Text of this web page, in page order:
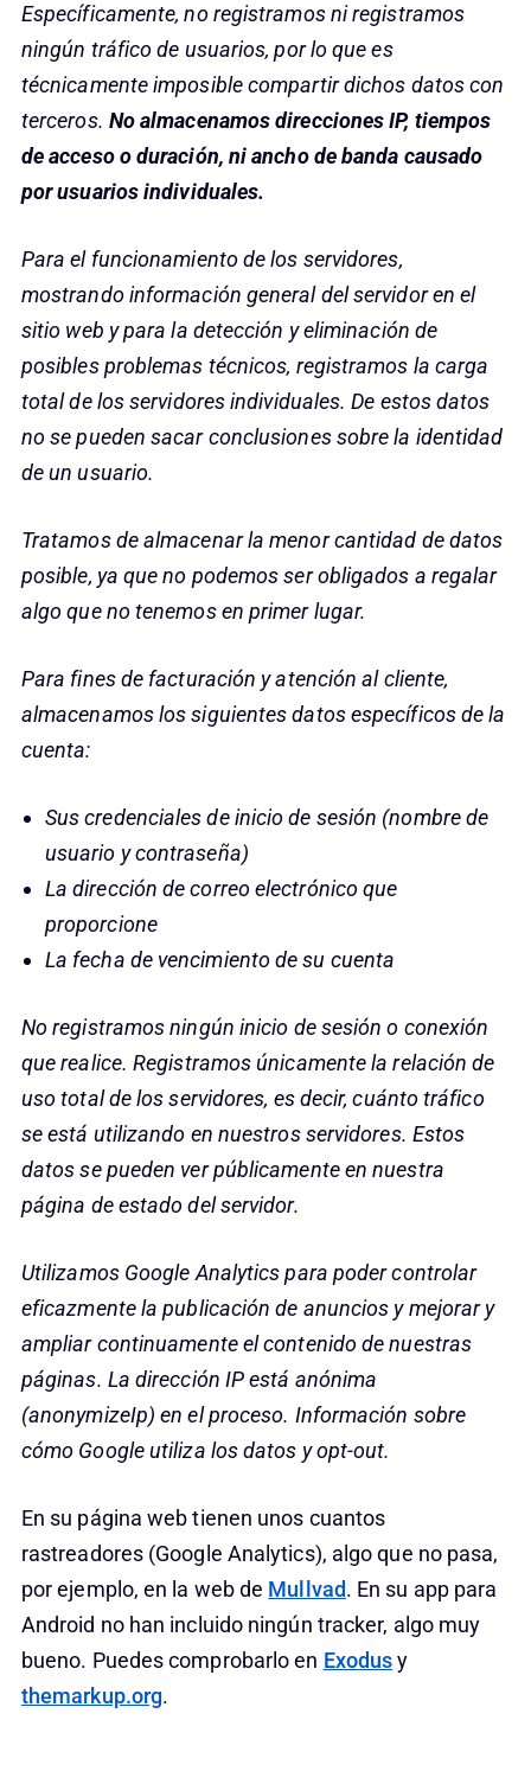
Específicamente, no registramos ni registramos
ningún tráfico de usuarios, por lo que es
técnicamente imposible compartir dichos datos con
terceros. No almacenamos direcciones IP, tiempos
de acceso o duración, ni ancho de banda causado
por usuarios individuales.
Para el funcionamiento de los servidores,
mostrando información general del servidor en el
sitio web y para la detección y eliminación de
posibles problemas técnicos, registramos la carga
total de los servidores individuales. De estos datos
no se pueden sacar conclusiones sobre la identidad
de un usuario.
Tratamos de almacenar la menor cantidad de datos
posible, ya que no podemos ser obligados a regalar
algo que no tenemos en primer lugar.
Para fines de facturación y atención al cliente,
almacenamos los siguientes datos específicos de la
cuenta:
Sus credenciales de inicio de sesión (nombre de
usuario y contraseña)
La dirección de correo electrónico que
proporcione
La fecha de vencimiento de su cuenta
No registramos ningún inicio de sesión o conexión
que realice. Registramos únicamente la relación de
uso total de los servidores, es decir, cuánto tráfico
se está utilizando en nuestros servidores. Estos
datos se pueden ver públicamente en nuestra
página de estado del servidor.
Utilizamos Google Analytics para poder controlar
eficazmente la publicación de anuncios y mejorar y
ampliar continuamente el contenido de nuestras
páginas. La dirección IP está anónima
(anonymizeIp) en el proceso. Información sobre
cómo Google utiliza los datos y opt-out.
En su página web tienen unos cuantos
rastreadores (Google Analytics), algo que no pasa,
por ejemplo, en la web de Mullvad. En su app para
Android no han incluido ningún tracker, algo muy
bueno. Puedes comprobarlo en Exodusy
themarkup.org.